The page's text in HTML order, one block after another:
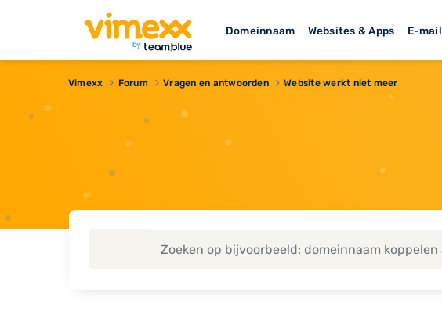
Domeinnaam Websites & Apps E-mail
Vimexx Forum Vragen en antwoorden Website werkt niet meer